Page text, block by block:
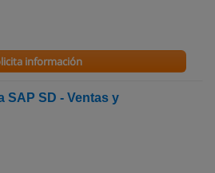
información
SAP SD - Ventas y